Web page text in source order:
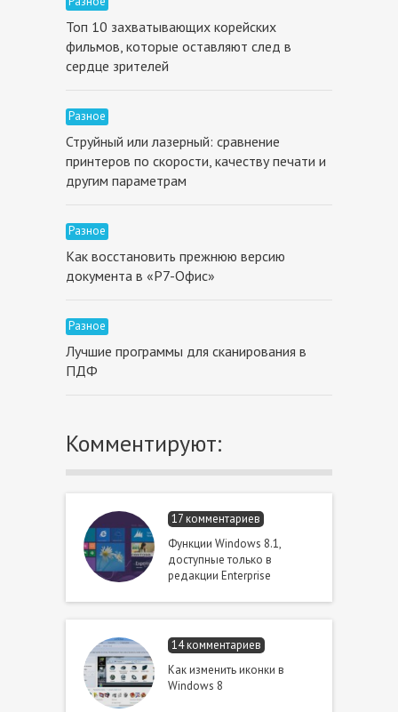
Топ 10 захватывающих корейских
фильмов, которые оставляют след в
сердце зрителей
Разное
Струйный или лазерный: сравнение
принтеров по скорости, качеству печати и
другим параметрам
Разное
Как восстановить прежнюю версию
документа в «Р7-Офис»
Разное
Лучшие программы для сканирования в
ПДФ
Комментируют:
17 комментариев
Функции Windows 8.1,
доступные только в
редакции Enterprise
14 комментариев
Как изменить иконки в
Windows 8